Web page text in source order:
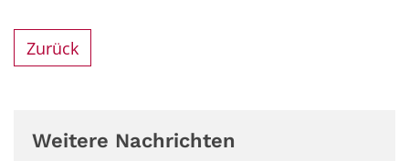
Zurück
Weitere Nachrichten